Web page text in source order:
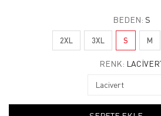
BEDEN: S
2XL 3XL S M
RENK: